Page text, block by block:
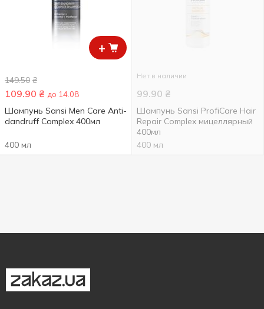
+
149.50 ₴
109.90 ₴ до 14.08
Шампунь Sansi Men Care Anti-
dandruff Complex 400мл
400 мл
Нет в наличии
99.90 ₴
Шампунь Sansi ProfiCare Hair
Repair Complex мицеллярный
400мл
400 мл